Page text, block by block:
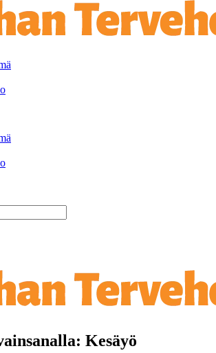
Kesäyö